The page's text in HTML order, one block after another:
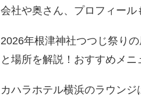
会社や奥さん、プロフィール
2026年根津神社つつじ祭り
と場所を解説！おすすめメニ
カハラホテル横浜のラウンジ